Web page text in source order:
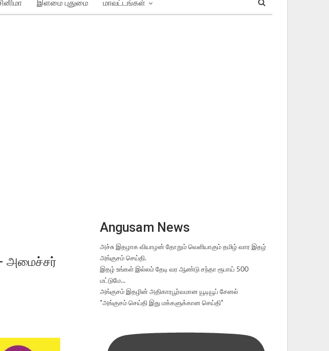
இளமை புதுமை மாவட்டங்கள்
அமைச்சர்
Angusam News
அச்சு இதழாக வியாழன் தோறும் வெளியாகும் தமிழ் வார இதழ்
அங்குசம் செய்தி.
இதழ் உங்கள் இல்லம் தேடி வர ஆண்டு சந்தா ரூபாய் 500
மட்டுமே...
அங்குசம் இதழின் அதிகாரபூர்வமான யூடியூப் சேனல்
"அங்குசம் செய்தி இது மக்களுக்கான செய்தி"